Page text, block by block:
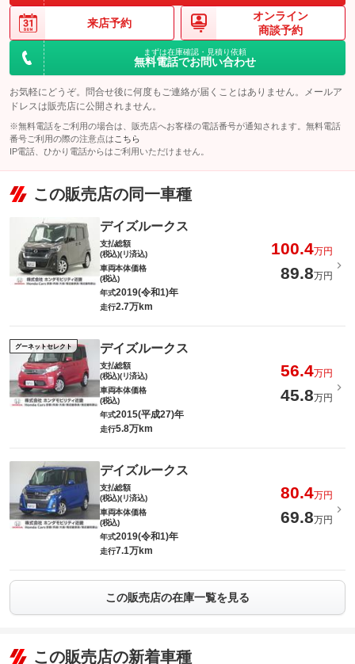
来店予約
オンライン
商談予約
まずは在庫確認・見積り依頼
無料電話でお問い合わせ
お気軽にどうぞ。問合せ後に何度もご連絡が届くことはありません。メールア
ドレスは販売店に公開されません。
※無料電話をご利用の場合は、販売店へお客様の電話番号が通知されます。無料電話
番号ご利用の際の注意点は こちら
IP電話、ひかり電話からはご利用いただけません。
この販売店の同一車種
デイズルークス
支払総額
(税込)(リ済込)
100.4万円
車両本体価格
(税込)
89.8万円
年式2019(令和1)年
走行2.7万km
グーネットセレクト デイズルークス
支払総額
(税込)(リ済込)
56.4万円
車両本体価格
(税込)
45.8万円
年式2015(平成27)年
走行5.8万km
デイズルークス
支払総額
(税込)(リ済込)
80.4万円
車両本体価格
(税込)
69.8万円
年式2019(令和1)年
走行7.1万km
この販売店の在庫一覧を見る
この販売店の新着車種